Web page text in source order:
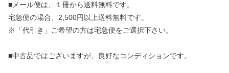
■メール便は、１冊から送料無料です。
宅急便の場合、2,500円以上送料無料です。
※「代引き」ご希望の方は宅急便をご選択下さい。
■中古品ではございますが、良好なコンディションです。